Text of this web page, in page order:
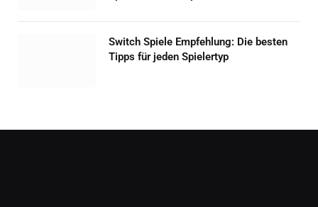
Switch Spiele Empfehlung: Die besten
Tipps für jeden Spielertyp